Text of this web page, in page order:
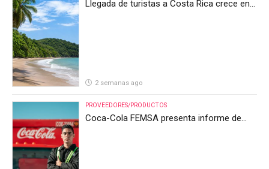
Llegada de turistas a Costa Rica crece en
2 semanas ago
PROVEEDORES/PRODUCTOS
Coca-Cola FEMSA presenta informe de